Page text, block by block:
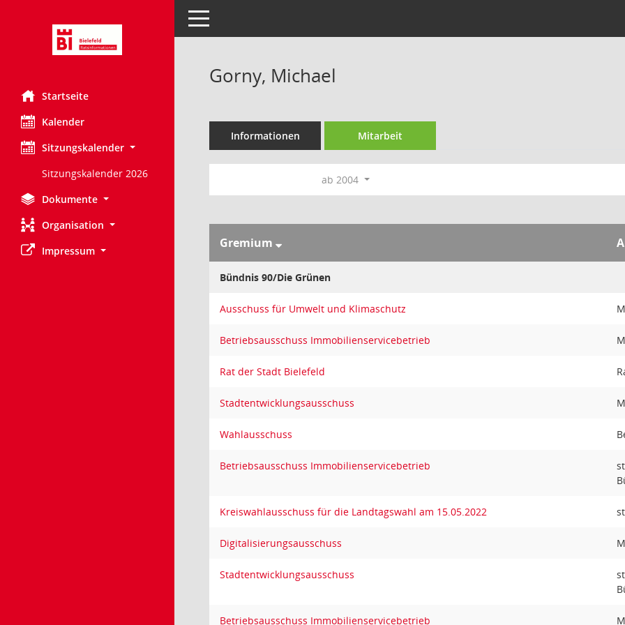
Startseite
Kalender
Sitzungskalender
Sitzungskalender 2026
Dokumente
Organisation
Impressum
Toggle navigation
Gorny, Michael
Informationen Mitarbeit
ab 2004
Gremium
Bündnis 90/Die Grünen
Ausschuss für Umwelt und Klimaschutz
Betriebsausschuss Immobilienservicebetrieb
Rat der Stadt Bielefeld
Stadtentwicklungsausschuss
Wahlausschuss
Betriebsausschuss Immobilienservicebetrieb
Kreiswahlausschuss für die Landtagswahl am 15.05.2022
Digitalisierungsausschuss
Stadtentwicklungsausschuss
Betriebsausschuss Immobilienservicebetrieb